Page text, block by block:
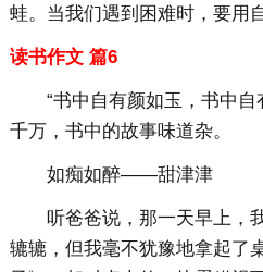
蛙。当我们遇到困难时，要用
读书作文 篇6
“书中自有颜如玉，书中
千万，书中的故事味道杂。
如痴如醉——甜津津
听爸爸说，那一天早上，
辘辘，但我毫不犹豫地拿起了